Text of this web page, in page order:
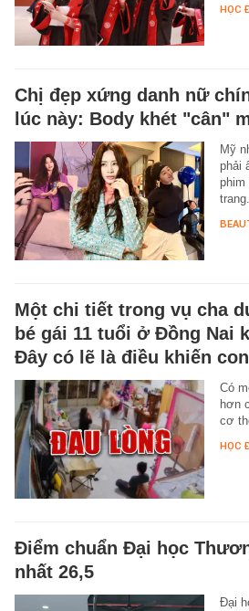
HỌC
Chị đẹp xứng danh nữ
lúc này: Body khét "cân"
Mỹ
phải
phim
trang.
Một chi tiết trong vụ cha
bé gái 11 tuổi ở Đồng Nai
Đây có lẽ là điều khiến
Có
hơn
cơ
HỌC
Điểm chuẩn Đại học
nhất 26,5
Đại